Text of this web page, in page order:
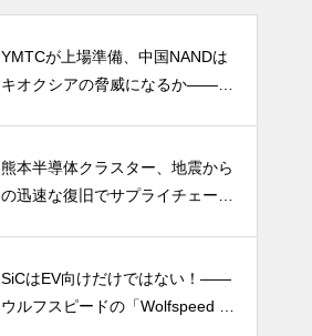
YMTCが上場準備、中国NANDは
キオクシアの脅威になるか――AI
熊本半導体クラスター、地震から
の迅速な復旧でサプライチェーン
SiCはEV向けだけではない！――
ウルフスピードの「Wolfspeed G